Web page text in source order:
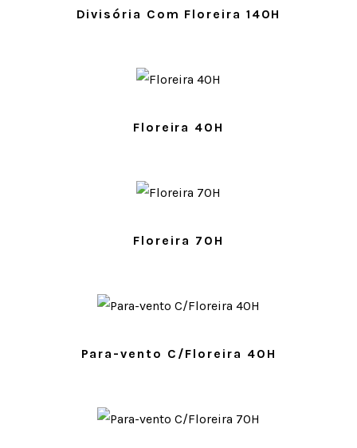
Divisória Com Floreira 140H
Floreira 40H
Floreira 70H
Para-vento C/Floreira 40H